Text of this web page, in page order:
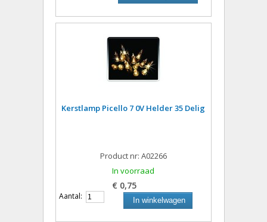
Kerstlamp Picello 7 0V Helder 35 Delig
Product nr: A02266
In voorraad
€ 0,75
Aantal: In winkelwagen